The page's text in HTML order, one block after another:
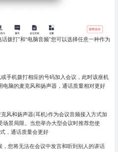
拨打”和“电脑音频”您可以选择任意一种作为
手机拨打相应的号码加入会议，此时该座机
脑的麦克风和扬声器，通话质量相对更好
风和扬声器(耳机)作为会议音频接入方式加
景局限。当您举办大型会议时推荐您使
，通话质量会更好
您将无法在会议中发言和听到别人的讲话